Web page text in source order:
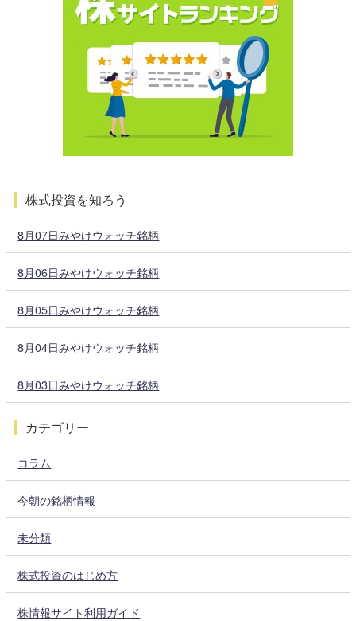
株式投資を知ろう
8月07日みやけウォッチ銘柄
8月06日みやけウォッチ銘柄
8月05日みやけウォッチ銘柄
8月04日みやけウォッチ銘柄
8月03日みやけウォッチ銘柄
カテゴリー
コラム
今朝の銘柄情報
未分類
株式投資のはじめ方
株情報サイト利用ガイド